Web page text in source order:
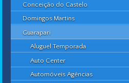
Conceição do Castelo
Domingos Martins
Guarapari
Aluguel Temporada
Auto Center
Automóveis Agências